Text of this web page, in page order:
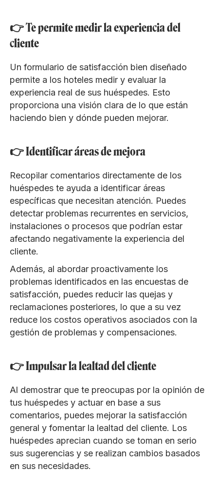
👉 Te permite medir la experiencia del
cliente
Un formulario de satisfacción bien diseñado
permite a los hoteles medir y evaluar la
experiencia real de sus huéspedes. Esto
proporciona una visión clara de lo que están
haciendo bien y dónde pueden mejorar.
👉 Identificar áreas de mejora
Recopilar comentarios directamente de los
huéspedes te ayuda a identificar áreas
específicas que necesitan atención. Puedes
detectar problemas recurrentes en servicios,
instalaciones o procesos que podrían estar
afectando negativamente la experiencia del
cliente.
Además, al abordar proactivamente los
problemas identificados en las encuestas de
satisfacción, puedes reducir las quejas y
reclamaciones posteriores, lo que a su vez
reduce los costos operativos asociados con la
gestión de problemas y compensaciones.
👉 Impulsar la lealtad del cliente
Al demostrar que te preocupas por la opinión de
tus huéspedes y actuar en base a sus
comentarios, puedes mejorar la satisfacción
general y fomentar la lealtad del cliente. Los
huéspedes aprecian cuando se toman en serio
sus sugerencias y se realizan cambios basados
en sus necesidades.